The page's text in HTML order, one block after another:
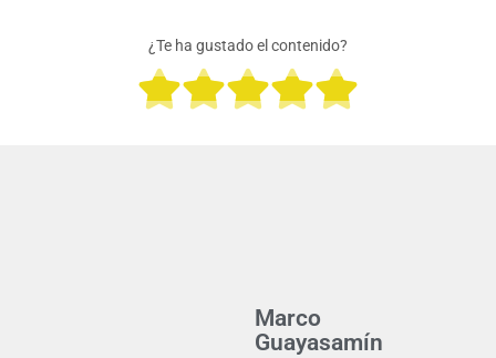
¿Te ha gustado el contenido?

Marco
Guayasamín